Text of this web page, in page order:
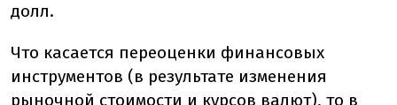
долл.
Что касается переоценки финансовых
инструментов (в результате изменения
рыночной стоимости и курсов валют), то в